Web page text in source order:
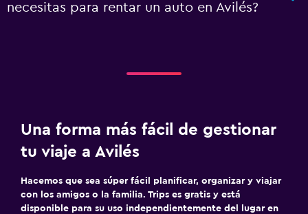
necesitas para rentar un auto en Avilés?
Una forma más fácil de gestionar
tu viaje a Avilés
Hacemos que sea súper fácil planificar, organizar y viajar
con los amigos o la familia. Trips es gratis y está
disponible para su uso independientemente del lugar en